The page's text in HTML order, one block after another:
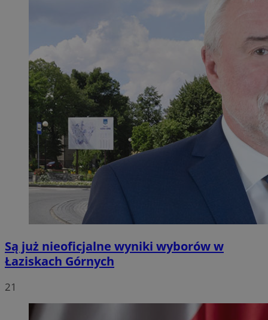
Są już nieoficjalne wyniki wyborów w
Łaziskach Górnych
21